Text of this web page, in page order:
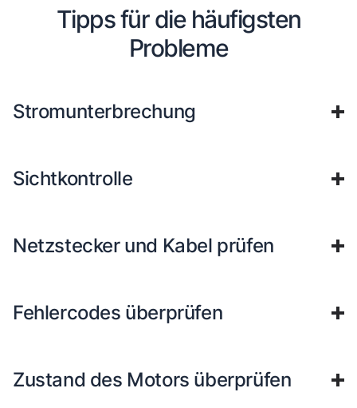
Tipps für die häufigsten
Probleme
Stromunterbrechung
Sichtkontrolle
Netzstecker und Kabel prüfen
Fehlercodes überprüfen
Zustand des Motors überprüfen